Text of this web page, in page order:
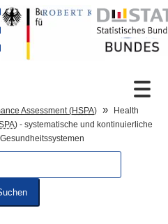
Assessment (HSPA)
Health
) - systematische und kontinuierliche